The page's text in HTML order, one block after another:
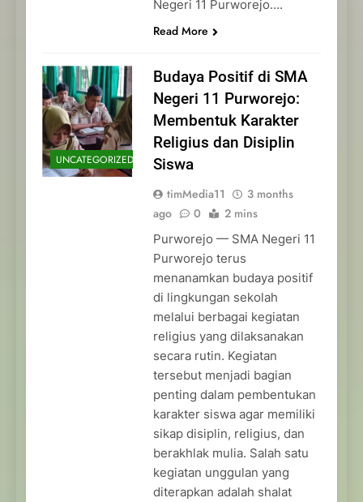
Negeri 11 Purworejo….
Read More
UNCATEGORIZED
Budaya Positif di SMA
Negeri 11 Purworejo:
Membentuk Karakter
Religius dan Disiplin
Siswa
timMedia11
3 months
ago
0 2 mins
Purworejo — SMA Negeri 11
Purworejo terus
menanamkan budaya positif
di lingkungan sekolah
melalui berbagai kegiatan
religius yang dilaksanakan
secara rutin. Kegiatan
tersebut menjadi bagian
penting dalam pembentukan
karakter siswa agar memiliki
sikap disiplin, religius, dan
berakhlak mulia. Salah satu
kegiatan unggulan yang
diterapkan adalah shalat